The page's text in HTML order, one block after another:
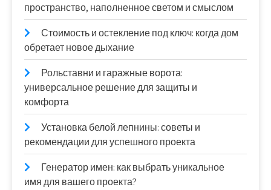
пространство, наполненное светом и смыслом
Стоимость и остекление под ключ: когда дом
обретает новое дыхание
Рольставни и гаражные ворота:
универсальное решение для защиты и
комфорта
Установка белой лепнины: советы и
рекомендации для успешного проекта
Генератор имен: как выбрать уникальное
имя для вашего проекта?